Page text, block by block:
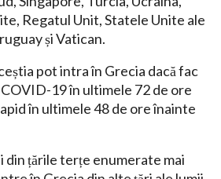
Regatul Unit, Statele Unite ale
și Vatican.
pot intra în Grecia dacă fac
19 în ultimele 72 de ore
în ultimele 48 de ore înainte
din țările terțe enumerate mai